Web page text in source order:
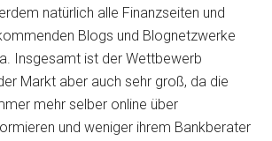
natürlich alle Finanzseiten und
Blogs und Blognetzwerke
Insgesamt ist der Wettbewerb
Markt aber auch sehr groß, da die
mehr selber online über
und weniger ihrem Bankberater